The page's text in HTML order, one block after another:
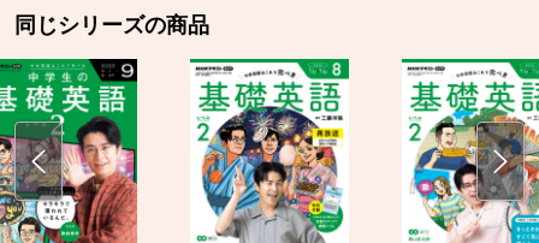
同じシリーズの商品